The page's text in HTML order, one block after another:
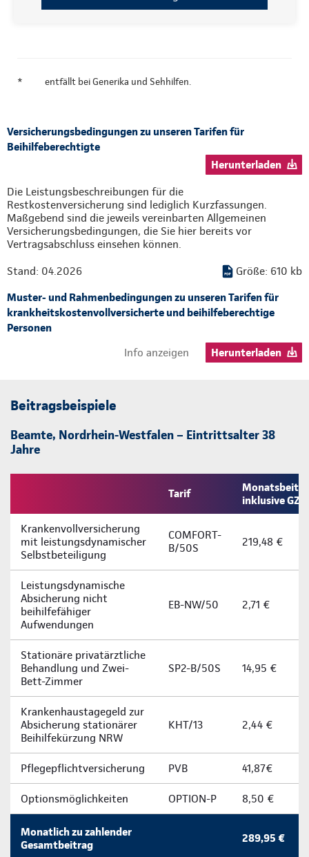
* entfällt bei Generika und Sehhilfen.
Versicherungsbedingungen zu unseren Tarifen für
Beihilfeberechtigte
Herunterladen
Die Leistungsbeschreibungen für die
Restkostenversicherung sind lediglich Kurzfassungen.
Maßgebend sind die jeweils vereinbarten Allgemeinen
Versicherungsbedingungen, die Sie hier bereits vor
Vertragsabschluss einsehen können.
Stand: 04.2026
Größe: 610 kb
Muster- und Rahmenbedingungen zu unseren Tarifen für
krankheitskostenvollversicherte und beihilfeberechtige
Personen
Info anzeigen
Herunterladen
Beitragsbeispiele
Beamte, Nordrhein-Westfalen – Eintrittsalter 38
Jahre
Tarif
inklusive GZ
Krankenvollversicherung
mit leistungsdynamischer
Selbstbeteiligung
COMFORT-
B/50S
219,48 €
Leistungsdynamische
Absicherung nicht
beihilfefähiger
Aufwendungen
EB-NW/50 2,71 €
Stationäre privatärztliche
Behandlung und Zwei-
Bett-Zimmer
SP2-B/50S 14,95 €
Krankenhaustagegeld zur
Absicherung stationärer
Beihilfekürzung NRW
KHT/13 2,44 €
Pflegepflichtversicherung PVB 41,87€
Optionsmöglichkeiten OPTION-P 8,50 €
Monatlich zu zahlender
Gesamtbeitrag
289,95 €